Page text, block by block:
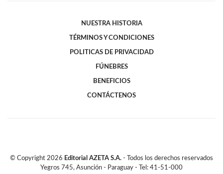
NUESTRA HISTORIA
TÉRMINOS Y CONDICIONES
POLITICAS DE PRIVACIDAD
FÚNEBRES
BENEFICIOS
CONTÁCTENOS
© Copyright 2026 Editorial AZETA S.A. - Todos los derechos reservados
Yegros 745, Asunción - Paraguay - Tel: 41-51-000